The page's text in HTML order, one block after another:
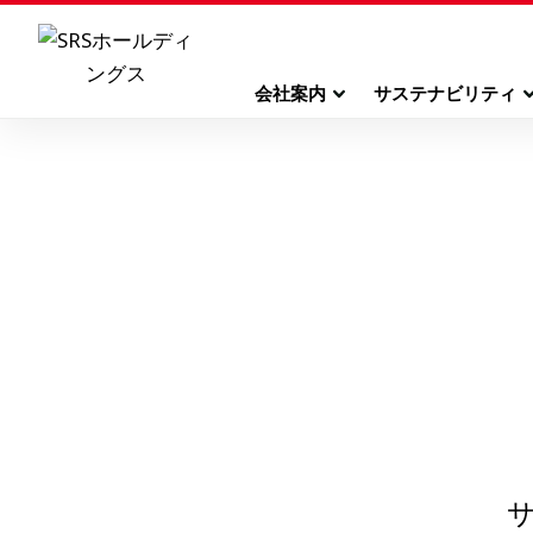
会社案内 サステナビリティ